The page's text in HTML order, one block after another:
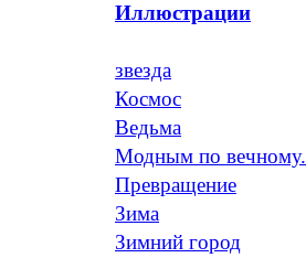
Иллюстрации
звезда
Космос
Ведьма
Модным по вечному.
Превращение
Зима
Зимний город